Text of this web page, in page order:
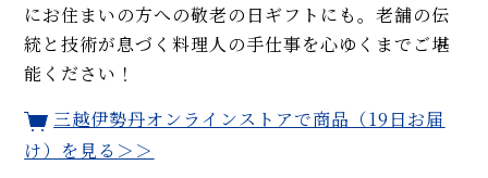
にお住まいの方への敬老の日ギフトにも。老舗の伝
統と技術が息づく料理人の手仕事を心ゆくまでご堪
能ください！
三越伊勢丹オンラインストアで商品（19日お届
け）を見る＞＞